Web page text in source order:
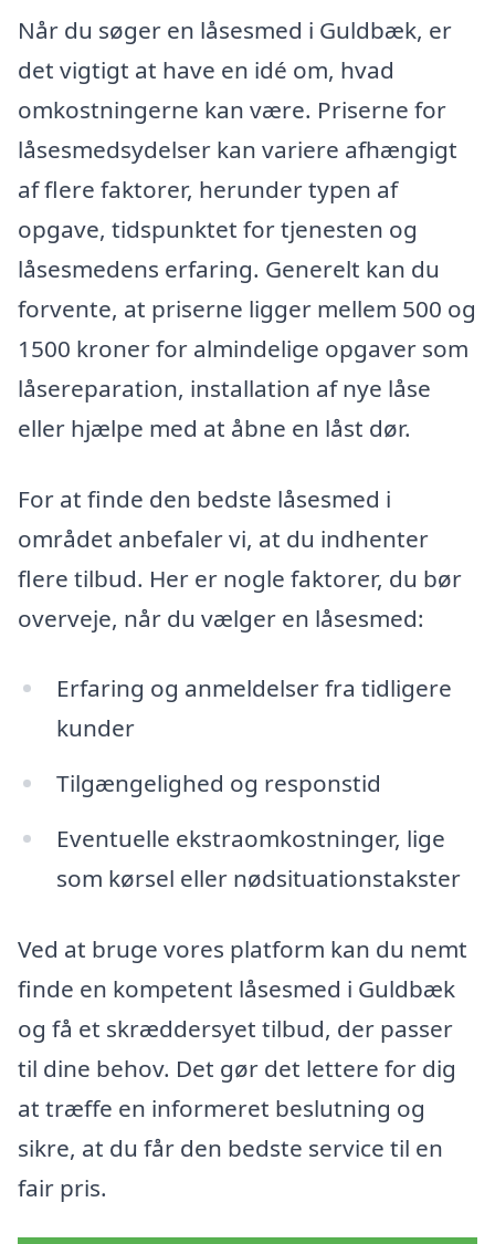
Når du søger en låsesmed i Guldbæk, er
det vigtigt at have en idé om, hvad
omkostningerne kan være. Priserne for
låsesmedsydelser kan variere afhængigt
af flere faktorer, herunder typen af
opgave, tidspunktet for tjenesten og
låsesmedens erfaring. Generelt kan du
forvente, at priserne ligger mellem 500 og
1500 kroner for almindelige opgaver som
låsereparation, installation af nye låse
eller hjælpe med at åbne en låst dør.
For at finde den bedste låsesmed i
området anbefaler vi, at du indhenter
flere tilbud. Her er nogle faktorer, du bør
overveje, når du vælger en låsesmed:
Erfaring og anmeldelser fra tidligere
kunder
Tilgængelighed og responstid
Eventuelle ekstraomkostninger, lige
som kørsel eller nødsituationstakster
Ved at bruge vores platform kan du nemt
finde en kompetent låsesmed i Guldbæk
og få et skræddersyet tilbud, der passer
til dine behov. Det gør det lettere for dig
at træffe en informeret beslutning og
sikre, at du får den bedste service til en
fair pris.